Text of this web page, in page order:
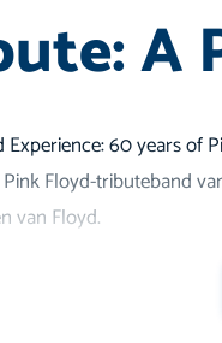
A
Experience: 60 years of
Floyd-tributeband
van Floyd.